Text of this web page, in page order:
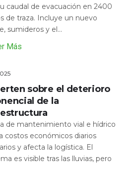
caudal de evacuación en 2400
de traza. Incluye un nuevo
sumideros y el...
Más
sobre el deterioro
de la
de mantenimiento vial e hídrico
costos económicos diarios
y afecta la logística. El
es visible tras las lluvias, pero